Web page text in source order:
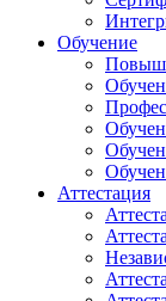
Обучение
Аттестация